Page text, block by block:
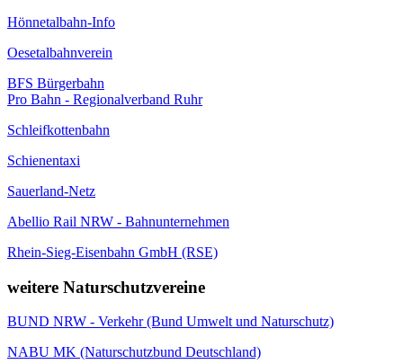
Hönnetalbahn-Info
Oesetalbahnverein
BFS Bürgerbahn
Pro Bahn - Regionalverband Ruhr
Schleifkottenbahn
Schienentaxi
Sauerland-Netz
Abellio Rail NRW - Bahnunternehmen
Rhein-Sieg-Eisenbahn GmbH (RSE)
weitere Naturschutzvereine
BUND NRW - Verkehr (Bund Umwelt und Naturschutz)
NABU MK (Naturschutzbund Deutschland)